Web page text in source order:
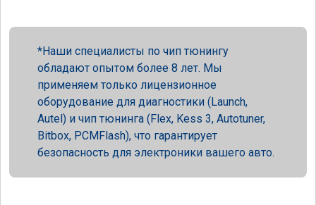
Наши специалисты по чип тюнингу
обладают опытом более 8 лет. Мы
применяем только лицензионное
оборудование для диагностики (Launch,
Autel) и чип тюнинга (Flex, Kess 3, Autotuner,
Bitbox, PCMFlash), что гарантирует
безопасность для электроники вашего авто.